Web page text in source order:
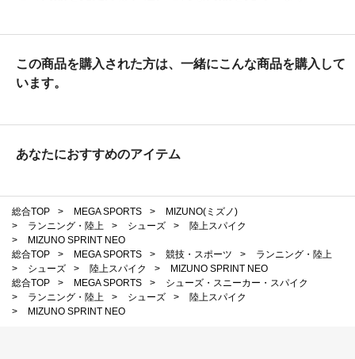
この商品を購入された方は、一緒にこんな商品を購入して
います。
あなたにおすすめのアイテム
総合TOP > MEGA SPORTS >
MIZUNO(ミズノ)
>
ランニング・陸上 > シューズ >
陸上スパイク
>
MIZUNO SPRINT NEO
総合TOP
> MEGA SPORTS > 競技・スポーツ >
ランニング・陸上
>
シューズ > 陸上スパイク >
MIZUNO SPRINT NEO
総合TOP
> MEGA SPORTS >
シューズ・スニーカー・スパイク
>
ランニング・陸上 > シューズ >
陸上スパイク
>
MIZUNO SPRINT NEO